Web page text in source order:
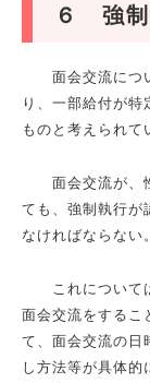
６ 強制
面会交流につい
り、一部給付が特
ものと考えられて
面会交流が、性
ても、強制執行が
なければならない。
これについては
面会交流をするこ
て、面会交流の日
し方法等が具体